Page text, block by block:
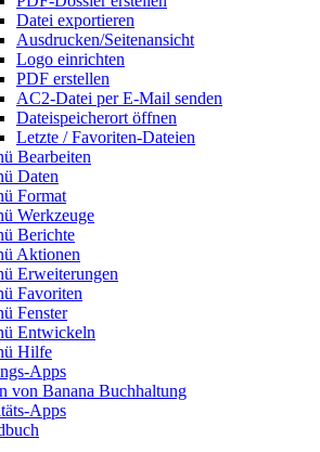
Datei exportieren
Ausdrucken/Seitenansicht
Logo einrichten
PDF erstellen
AC2-Datei per E-Mail senden
Dateispeicherort öffnen
Letzte / Favoriten-Dateien
Bearbeiten
Daten
Format
Werkzeuge
Berichte
Aktionen
Erweiterungen
Favoriten
Fenster
Entwickeln
Hilfe
Apps
von Banana Buchhaltung
Apps